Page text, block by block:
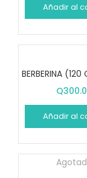
Añadir al
Q
Añadir al